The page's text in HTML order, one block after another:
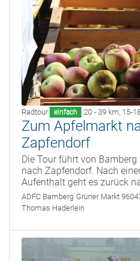
Radtour einfach 20 - 39 km, 15-
Zum Apfelmarkt
Zapfendorf
Die Tour führt von
nach Zapfendorf. Nach
Aufenthalt geht es zurück
ADFC Bamberg Grüner Markt
Thomas Haderlein